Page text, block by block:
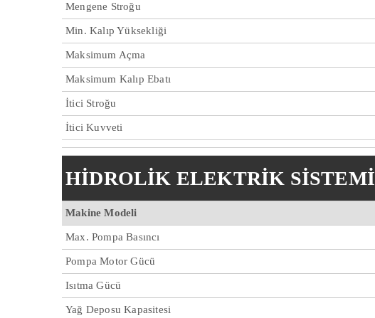
Mengene Stroğu
Min. Kalıp Yüksekliği
Maksimum Açma
Maksimum Kalıp Ebatı
İtici Stroğu
İtici Kuvveti
HİDROLİK ELEKTRİK SİSTEMİ
Makine Modeli
Max. Pompa Basıncı
Pompa Motor Gücü
Isıtma Gücü
Yağ Deposu Kapasitesi